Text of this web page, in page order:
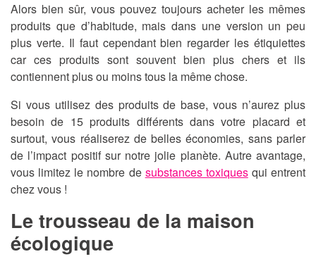
Alors bien sûr, vous pouvez toujours acheter les mêmes
produits que d’habitude, mais dans une version un peu
plus verte. Il faut cependant bien regarder les étiquiettes
car ces produits sont souvent bien plus chers et ils
contiennent plus ou moins tous la même chose.
Si vous utilisez des produits de base, vous n’aurez plus
besoin de 15 produits différents dans votre placard et
surtout, vous réaliserez de belles économies, sans parler
de l’impact positif sur notre jolie planète. Autre avantage,
vous limitez le nombre de substances toxiquesqui entrent
chez vous !
Le trousseau de la maison
écologique